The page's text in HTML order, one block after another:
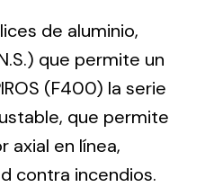
de aluminio,
que permite un
(F400) la serie
que permite
axial en línea,
contra incendios.